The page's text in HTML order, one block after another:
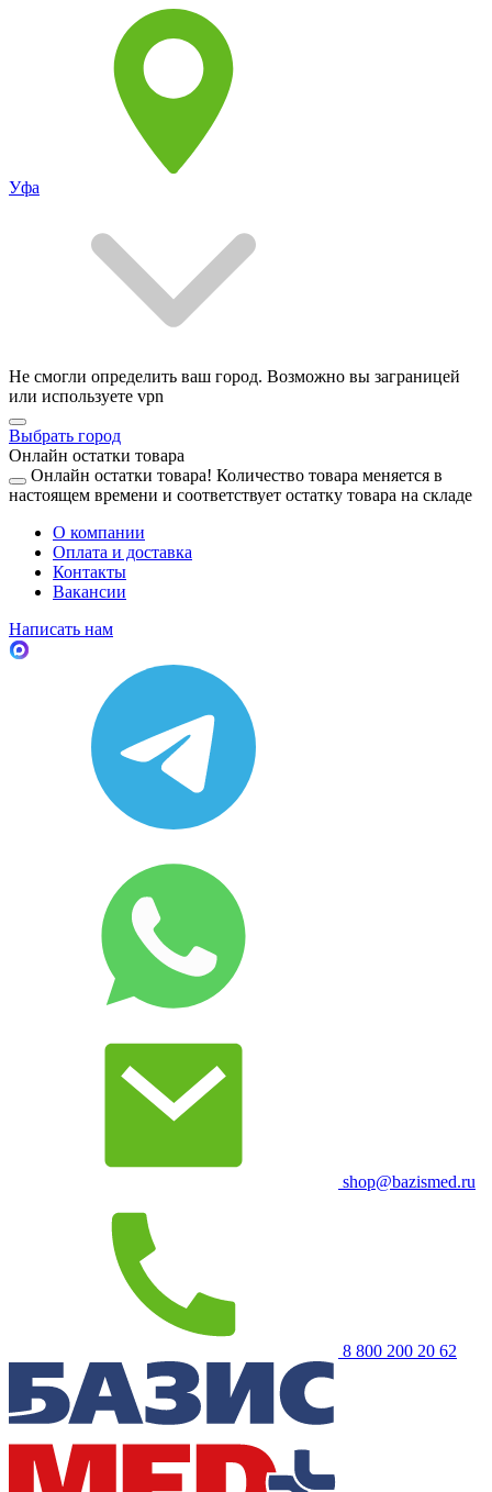
Уфа
Не смогли определить ваш город. Возможно вы заграницей
или используете vpn
Выбрать город
Онлайн остатки товара
Онлайн остатки товара! Количество товара меняется в
настоящем времени и соответствует остатку товара на складе
О компании
Оплата и доставка
Контакты
Вакансии
Написать нам
shop@bazismed.ru
8 800 200 20 62